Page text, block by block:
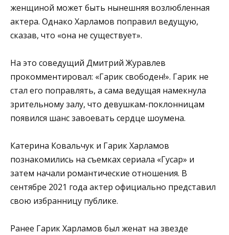
женщиной может быть нынешняя возлюбленная
актера. Однако Харламов поправил ведущую,
сказав, что «она не существует».
На это соведущий Дмитрий Журавлев
прокомментировал: «Гарик свободен!». Гарик не
стал его поправлять, а сама ведущая намекнула
зрительному залу, что девушкам-поклонницам
появился шанс завоевать сердце шоумена.
Катерина Ковальчук и Гарик Харламов
познакомились на съемках сериала «Гусар» и
затем начали романтические отношения. В
сентябре 2021 года актер официально представил
свою избранницу публике.
Ранее Гарик Харламов был женат на звезде